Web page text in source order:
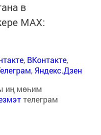
в
MАХ:
, ВКонтакте,
, Яндекс.Дзен
иң мөһим
телеграм